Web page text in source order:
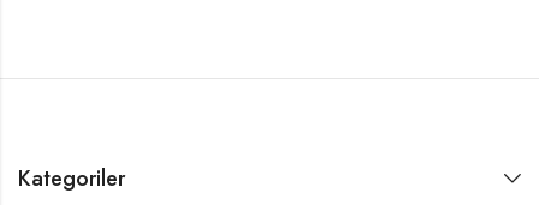
Kategoriler